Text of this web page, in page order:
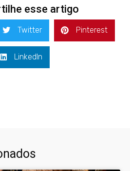
esse artigo
Twitter Pinterest
LinkedIn